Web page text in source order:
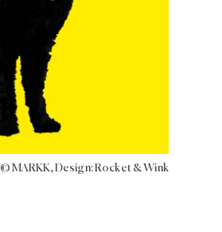
© MARKK, Design: Rocket & Wink